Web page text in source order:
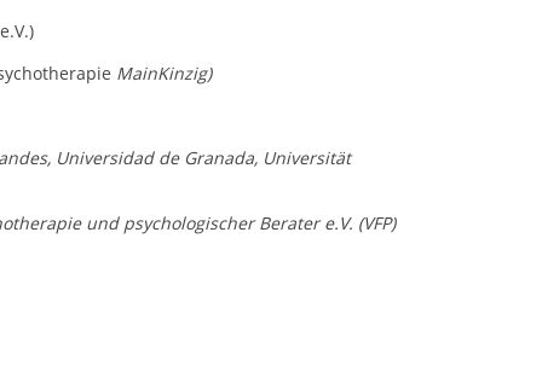
MainKinzig)
Universidad de Granada, Universität
und psychologischer Berater e.V. (VFP)